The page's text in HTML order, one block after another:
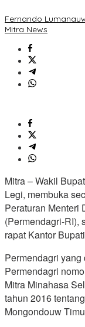
Fernando
Mitra News
Mitra – Wakil
Legi, membuka
Peraturan Menteri
(Permendagri-RI),
rapat Kantor
Permendagri
Permendagri
Mitra Minahasa
tahun 2016
Mongondouw